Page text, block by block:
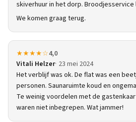
skiverhuur in het dorp.
We komen graag terug.
★★★★☆4,0
Vitali Helzer 23 mei 2024
Het verblijf was ok. De flat was een
personen. Saunaruimte koud en
Te weinig voordelen met de
waren niet inbegrepen. Wat jammer!